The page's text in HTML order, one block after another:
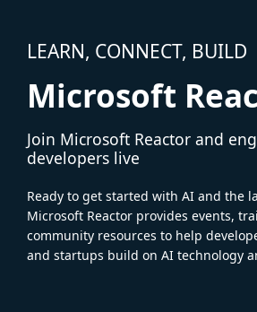
LEARN, CONNECT, BUILD
Microsoft
Join Microsoft Reactor and
developers live
Ready to get started with AI and the
Microsoft Reactor provides events,
community resources to help
and startups build on AI technology